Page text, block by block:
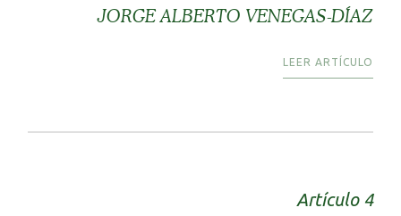
JORGE ALBERTO VENEGAS-DÍAZ
LEER ARTÍCULO
Artículo 4